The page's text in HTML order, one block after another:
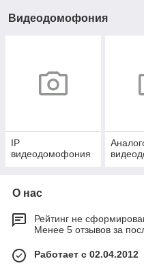
Видеодомофония
IP
видеодомофония
О нас
Рейтинг не
Менее 5 отзывов за
Работает с 02.04.2012